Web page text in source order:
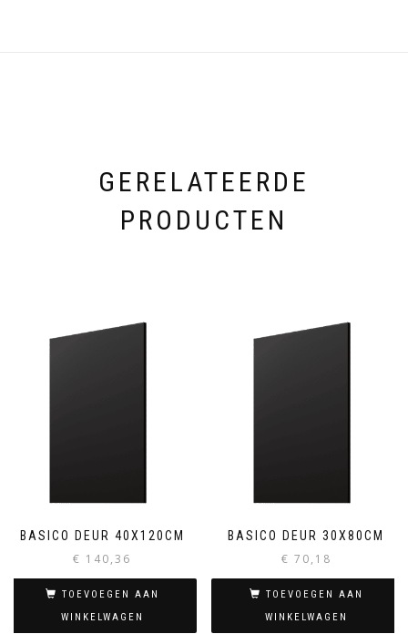
GERELATEERDE
PRODUCTEN
BASICO DEUR 40X120CM
€ 140,36
TOEVOEGEN AAN
WINKELWAGEN
BASICO DEUR 30X80CM
€ 70,18
TOEVOEGEN AAN
WINKELWAGEN